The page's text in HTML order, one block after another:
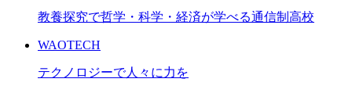
教養探究で哲学・科学・経済が学べる通信制高校
WAOTECH
テクノロジーで人々に力を